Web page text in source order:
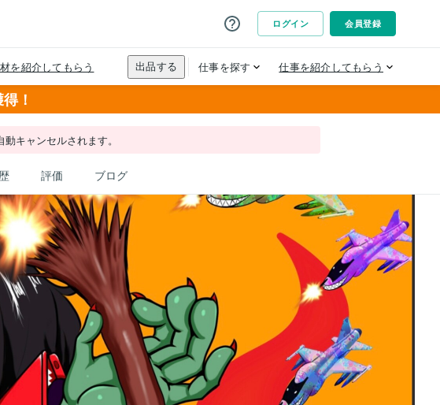
！
キャンセルされます。
評価 ブログ